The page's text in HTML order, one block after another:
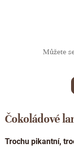
Vánoční
JANEK
Exkluzivní
Cibulové chutney
Čokoládové
Snídaňové kaše
Káva -
Čokoládové
Čokoláda k
Můžete
Čokoládové
Trochu pikantní,